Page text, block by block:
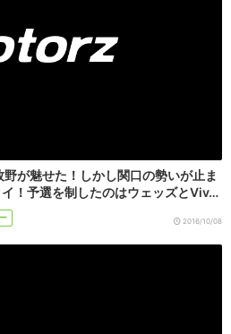
が魅せた！しかし関口の勢いが止ま
！予選を制したのはウェッズとViv…
2016/10/08